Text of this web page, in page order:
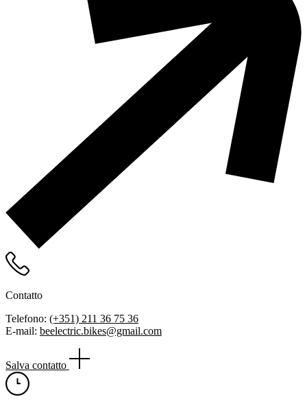
Contatto
Telefono: (+351) 211 36 75 36
E-mail: beelectric.bikes@gmail.com
Salva contatto